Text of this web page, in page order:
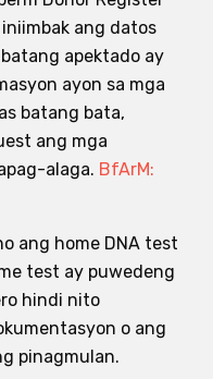
ang datos
apektado ay
ayon sa mga
batang bata,
ang mga
alaga. BfArM:
ang home DNA test
test ay puwedeng
hindi nito
o ang
pinagmulan.